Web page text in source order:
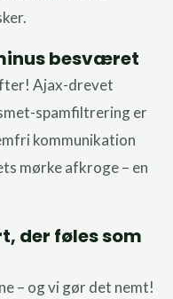
besværet
Ajax-drevet
spamfiltrering er
kommunikation
mørke afkroge – en
der føles som
– og vi gør det nemt!